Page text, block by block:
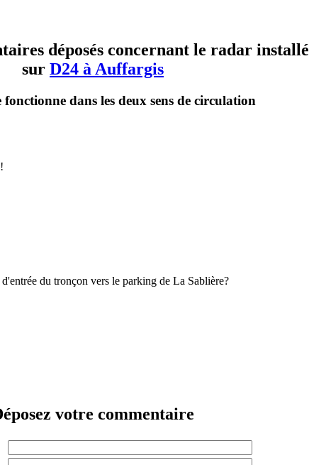
déposés concernant le radar installé
sur D24 à Auffargis
fonctionne dans les deux sens de circulation
du tronçon vers le parking de La Sablière?
votre commentaire